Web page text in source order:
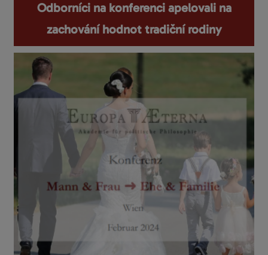
Odborníci na konferenci apelovali na
zachování hodnot tradiční rodiny